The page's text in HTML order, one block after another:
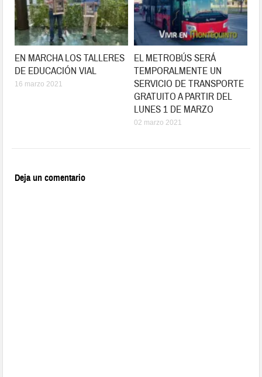
EN MARCHA LOS TALLERES
DE EDUCACIÓN VIAL
16 marzo 2021
EL METROBÚS SERÁ
TEMPORALMENTE UN
SERVICIO DE TRANSPORTE
GRATUITO A PARTIR DEL
LUNES 1 DE MARZO
02 marzo 2021
Deja un comentario